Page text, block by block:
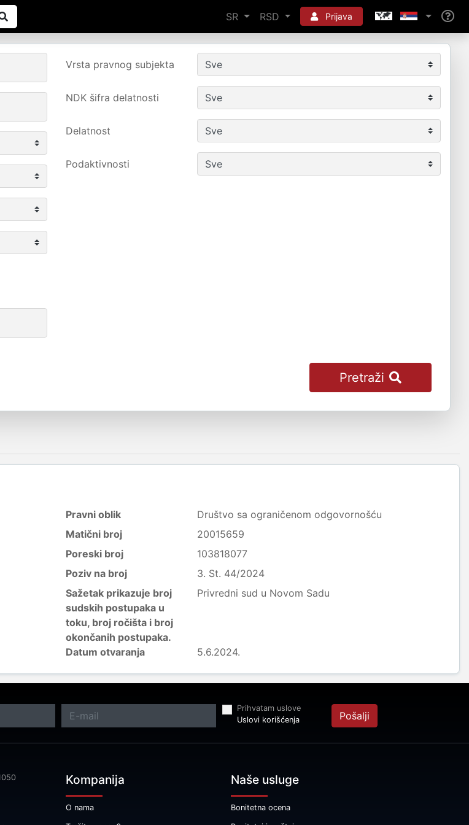
SR RSD Prijava
Vrsta pravnog subjekta
NDK šifra delatnosti
Delatnost
Podaktivnosti
Pretraži
Pravni oblik
Društvo sa ograničenom odgovornošću
Matični broj
20015659
Poreski broj
103818077
Poziv na broj
3. St. 44/2024
Sažetak prikazuje broj
sudskih postupaka u
toku, broj ročišta i broj
okončanih postupaka.
Privredni sud u Novom Sadu
Datum otvaranja 5.6.2024.
Prihvatam uslove
Uslovi korišćenja
Pošalji
Kompanija
O nama
Naše usluge
Bonitetna ocena